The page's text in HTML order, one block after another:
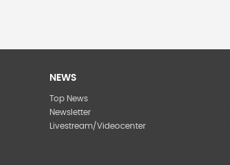
NEWS
Top News
Newsletter
Livestream/Videocenter